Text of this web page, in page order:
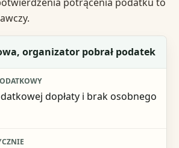
organizator pobrał podatek
dopłaty i brak osobnego